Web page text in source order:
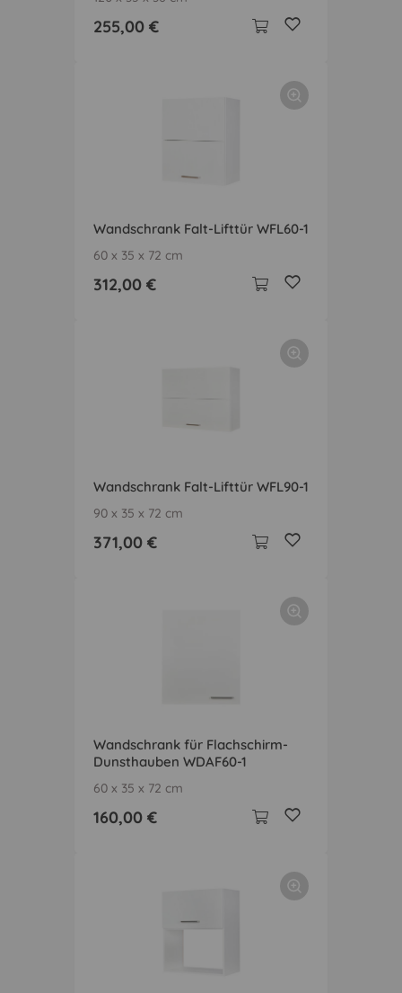
255,00 €
Wandschrank Falt-Lifttür WFL60-1
60 x 35 x 72 cm
312,00 €
Wandschrank Falt-Lifttür WFL90-1
90 x 35 x 72 cm
371,00 €
Wandschrank für Flachschirm-
Dunsthauben WDAF60-1
60 x 35 x 72 cm
160,00 €